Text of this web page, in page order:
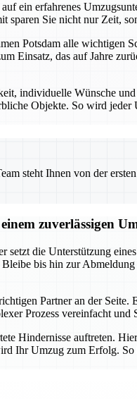
ein erfahrenes
Sie nicht nur Zeit,
Potsdam alle wichtigen
Einsatz, das auf Jahre
individuelle Wünsche
Objekte. So wird
steht Ihnen von der
zuverlässigen
die Unterstützung
bis hin zur
Partner an der
Prozess vereinfacht
Hindernisse auftreten.
Umzug zum Erfolg.